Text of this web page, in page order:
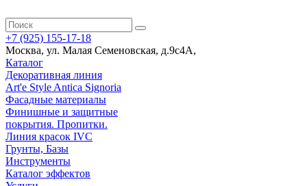
+7 (925) 155-17-18
Москва, ул. Малая Семеновская, д.9с4А,
Каталог
Декоративная линия
Art'e Style Antica Signoria
Фасадные материалы
Финишные и защитные
покрытия. Пропитки.
Линия красок IVC
Грунты, Базы
Инструменты
Каталог эффектов